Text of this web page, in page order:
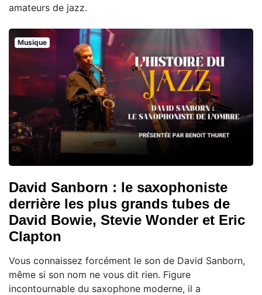
amateurs de jazz.
Musique
David Sanborn : le saxophoniste
derrière les plus grands tubes de
David Bowie, Stevie Wonder et Eric
Clapton
Vous connaissez forcément le son de David Sanborn,
même si son nom ne vous dit rien. Figure
incontournable du saxophone moderne, il a